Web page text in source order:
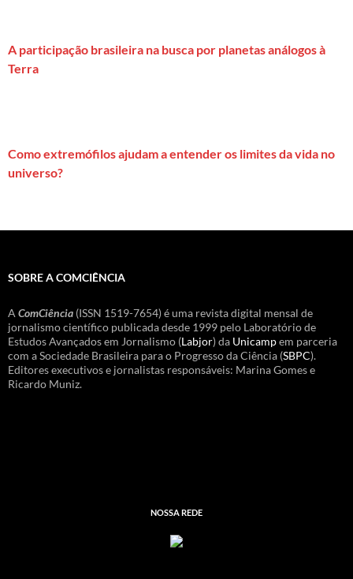
A participação brasileira na busca por planetas análogos à
Terra
Como extremófilos ajudam a entender os limites da vida no
universo?
SOBRE A COMCIÊNCIA
A ComCiência (ISSN 1519-7654) é uma revista digital mensal de
jornalismo científico publicada desde 1999 pelo Laboratório de
Estudos Avançados em Jornalismo (Labjor) da Unicampem parceria
com a Sociedade Brasileira para o Progresso da Ciência (SBPC).
Editores executivos e jornalistas responsáveis: Marina Gomes e
Ricardo Muniz.
NOSSA REDE